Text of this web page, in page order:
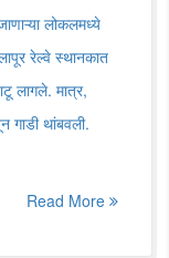
लोकलमध्ये
रेल्वे स्थानकात
लागले. मात्र,
गाडी थांबवली.
Read More